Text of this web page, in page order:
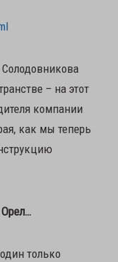
– на этот
компании
как мы теперь
Орел…
только